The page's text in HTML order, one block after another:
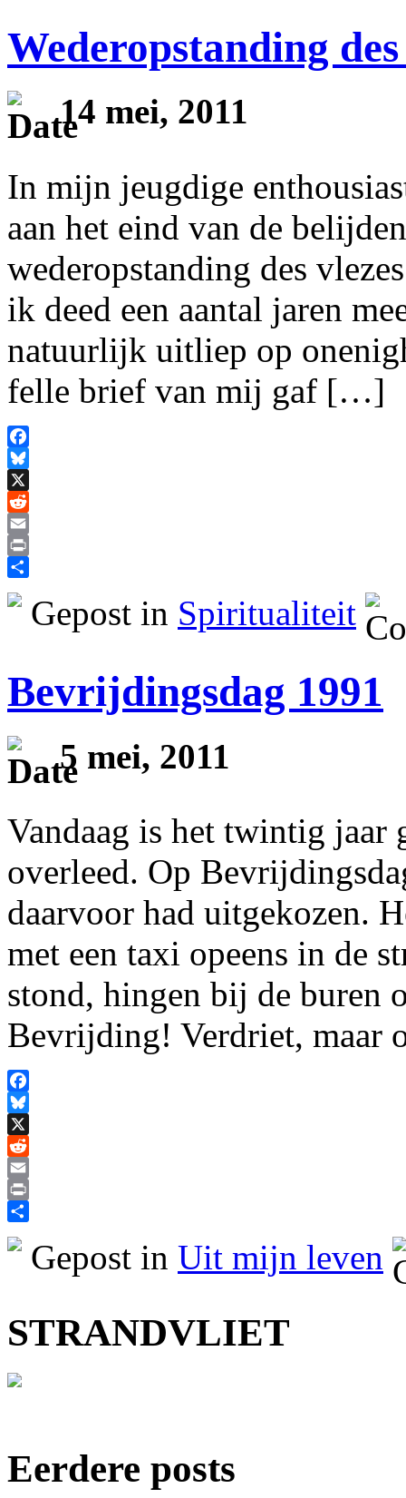
Wederopstanding des
14 mei, 2011
In mijn jeugdige
aan het eind van de
wederopstanding des
ik deed een aantal jaren
natuurlijk uitliep op
felle brief van mij gaf […]
Facebook
Bluesky
X
Reddit
Email
Print
Gepost in Spiritualiteit
Bevrijdingsdag 1991
5 mei, 2011
Vandaag is het twintig jaar
overleed. Op
daarvoor had uitgekozen.
met een taxi opeens in de
stond, hingen bij de buren
Bevrijding! Verdriet,
Facebook
Bluesky
X
Reddit
Email
Print
Gepost in Uit mijn leven
STRANDVLIET
Eerdere posts